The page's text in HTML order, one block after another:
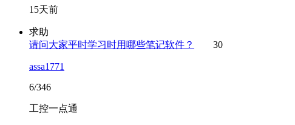
15天前
求助
请问大家平时学习时用哪些笔记软件？
30
assa1771
6/346
工控一点通